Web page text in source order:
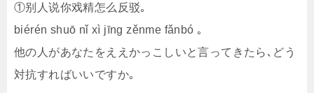
①别人说你戏精怎么反驳｡
biérén shuō nǐ xì jīng zěnme fǎnbó ｡
他の人があなたをええかっこしいと言ってきたら､どう
対抗すればいいですか｡